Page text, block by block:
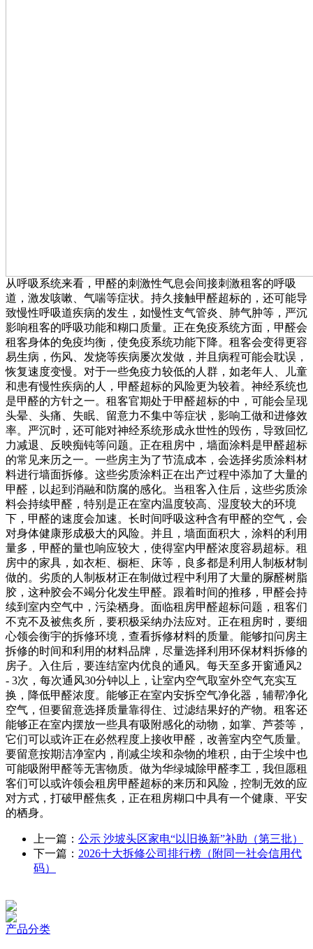
从呼吸系统来看，甲醛的刺激性气息会间接刺激租客的呼吸
道，激发咳嗽、气喘等症状。持久接触甲醛超标的，还可能导
致慢性呼吸道疾病的发生，如慢性支气管炎、肺气肿等，严沉
影响租客的呼吸功能和糊口质量。正在免疫系统方面，甲醛会
租客身体的免疫均衡，使免疫系统功能下降。租客会变得更容
易生病，伤风、发烧等疾病屡次发做，并且病程可能会耽误，
恢复速度变慢。对于一些免疫力较低的人群，如老年人、儿童
和患有慢性疾病的人，甲醛超标的风险更为较着。神经系统也
是甲醛的方针之一。租客官期处于甲醛超标的中，可能会呈现
头晕、头痛、失眠、留意力不集中等症状，影响工做和进修效
率。严沉时，还可能对神经系统形成永世性的毁伤，导致回忆
力减退、反映痴钝等问题。正在租房中，墙面涂料是甲醛超标
的常见来历之一。一些房主为了节流成本，会选择劣质涂料材
料进行墙面拆修。这些劣质涂料正在出产过程中添加了大量的
甲醛，以起到消融和防腐的感化。当租客入住后，这些劣质涂
料会持续甲醛，特别是正在室内温度较高、湿度较大的环境
下，甲醛的速度会加速。长时间呼吸这种含有甲醛的空气，会
对身体健康形成极大的风险。并且，墙面面积大，涂料的利用
量多，甲醛的量也响应较大，使得室内甲醛浓度容易超标。租
房中的家具，如衣柜、橱柜、床等，良多都是利用人制板材制
做的。劣质的人制板材正在制做过程中利用了大量的脲醛树脂
胶，这种胶会不竭分化发生甲醛。跟着时间的推移，甲醛会持
续到室内空气中，污染栖身。面临租房甲醛超标问题，租客们
不克不及被焦炙所，要积极采纳办法应对。正在租房时，要细
心领会衡宇的拆修环境，查看拆修材料的质量。能够扣问房主
拆修的时间和利用的材料品牌，尽量选择利用环保材料拆修的
房子。入住后，要连结室内优良的通风。每天至多开窗通风2
- 3次，每次通风30分钟以上，让室内空气取室外空气充实互
换，降低甲醛浓度。能够正在室内安拆空气净化器，辅帮净化
空气，但要留意选择质量靠得住、过滤结果好的产物。租客还
能够正在室内摆放一些具有吸附感化的动物，如掌、芦荟等，
它们可以或许正在必然程度上接收甲醛，改善室内空气质量。
要留意按期洁净室内，削减尘埃和杂物的堆积，由于尘埃中也
可能吸附甲醛等无害物质。做为华绿城除甲醛李工，我但愿租
客们可以或许领会租房甲醛超标的来历和风险，控制无效的应
对方式，打破甲醛焦炙，正在租房糊口中具有一个健康、平安
的栖身。
上一篇： 公示 沙坡头区家电“以旧换新”补助（第三批）
下一篇： 2026十大拆修公司排行榜（附同一社会信用代
码）
产品分类